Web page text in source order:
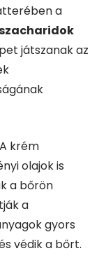
a
játszanak az
krém
olajok is
a bőrön
a
gyors
védik a bőrt.